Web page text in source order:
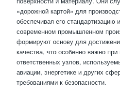
«дорожной картой» для
обеспечивая его стандартизацию
современном промышленном
формируют основу для
качества, что особенно важно при
ответственных узлов,
авиации, энергетике и других
требованиями к безопасности.